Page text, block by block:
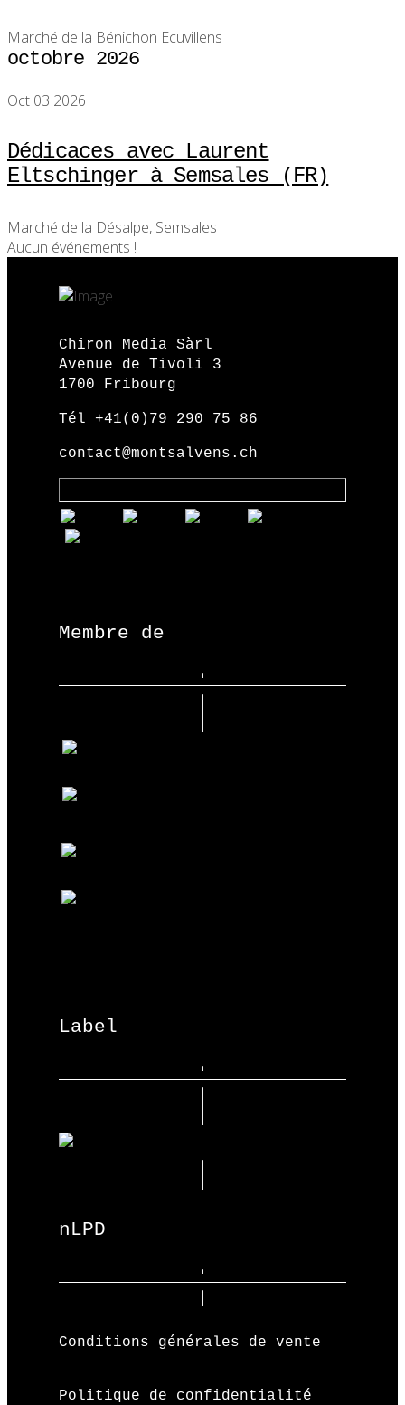
Marché de la Bénichon Ecuvillens
octobre 2026
Oct 03 2026
Dédicaces avec Laurent
Eltschinger à Semsales (FR)
Marché de la Désalpe, Semsales
Aucun événements !
Chiron Media Sàrl
Avenue de Tivoli 3
1700 Fribourg
Tél +41(0)79 290 75 86
contact@montsalvens.ch
Membre de
Label
nLPD
Conditions générales de vente
Politique de confidentialité